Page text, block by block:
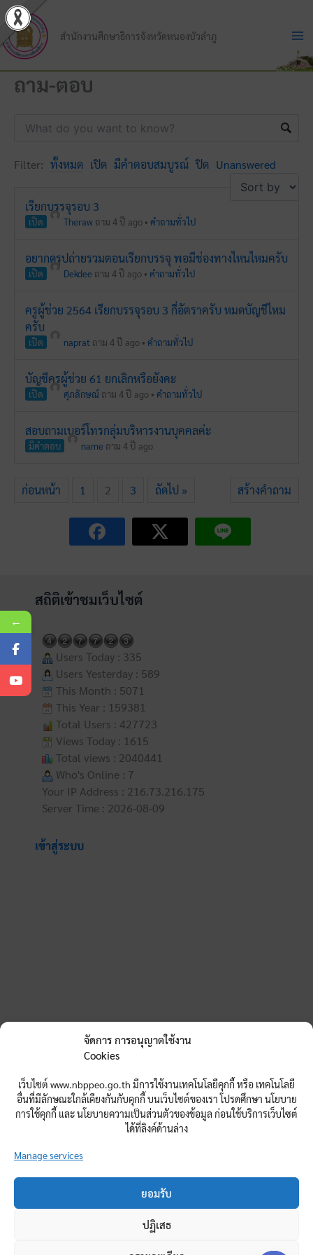
จัดการ การอนุญาตใช้งาน
Cookies
เว็บไซต์ www.nbppeo.go.th มีการใช้งานเทคโนโลยีคุกกี้ หรือ เทคโนโลยี
อื่นที่มีลักษณะใกล้เคียงกันกับคุกกี้ บนเว็บไซต์ของเรา โปรดศึกษา นโยบาย
การใช้คุกกี้ และ นโยบายความเป็นส่วนตัวของข้อมูล ก่อนใช้บริการเว็บไซต์
ได้ที่ลิงค์ด้านล่าง
Manage services
ยอมรับ
ปฏิเสธ
Skip
to
content
สำนักงานศึกษาธิการจังหวัดหนองบัวลำภู
ถาม-ตอบ
Filter: ทั้งหมด เปิด มีคำตอบสมบูรณ์ ปิด Unanswered
เรียกบรรจุรอบ 3
เปิด Theraw ถาม 4 ปี ago • คำถามทั่วไป
อยากดูรูปถ่ายรวมตอนเรียกบรรจุ พอมีช่องทางไหนไหมครับ
เปิด Dekdee ถาม 4 ปี ago • คำถามทั่วไป
ครูผู้ช่วย 2564 เรียกบรรจุรอบ 3 กี่อัตราครับ หมดบัญชีไหม
ครับ
เปิด naprat ถาม 4 ปี ago • คำถามทั่วไป
บัญชีครูผู้ช่วย 61 ยกเลิกหรือยังคะ
เปิด ศุภลักษณ์ ถาม 4 ปี ago • คำถามทั่วไป
สอบถามเบอร์โทรกลุ่มบริหารงานบุคคลค่ะ
มีคำตอบ name ถาม 4 ปี ago
ก่อนหน้า 1 2 3 ถัดไป » สร้างคำถาม
สถิติเข้าชมเว็บไซต์
Users Today : 335
Users Yesterday : 589
This Month : 5071
This Year : 159381
Total Users : 427723
Views Today : 1615
Total views : 2040441
Who's Online : 7
Your IP Address : 216.73.216.175
Server Time : 2026-08-09
เข้าสู่ระบบ
สำนักงานศึกษาธิการจังหวัดหนองบัวลำภู
ศูนย์ราชการจังหวัดหนองบัวลำภู อาคารอนาลโย ชั้น 2 ต.ลำภู
←